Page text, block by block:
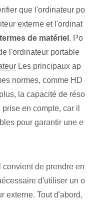
que l'ordinateur po
externe et l'ordinat
de matériel . Po
l'ordinateur portable
Les principaux ap
normes, comme HD
la capacité de réso
en compte, car il
pour garantir une e
de prendre en
d'utiliser un o
externe. Tout d'abord,